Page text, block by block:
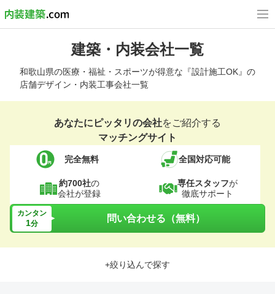
建築・内装会社一覧
和歌山県の医療・福祉・スポーツが得意な『設計施工OK』の
店舗デザイン・内装工事会社一覧
あなたにピッタリの会社をご紹介する
マッチングサイト
完全無料 全国対応可能
約700社の
会社が登録
専任スタッフが
徹底サポート
カンタン
1分 問い合わせる（無料）
+絞り込んで探す